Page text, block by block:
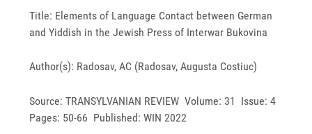
Title: Elements of Language Contact between German
and Yiddish in the Jewish Press of Interwar Bukovina
Author(s): Radosav, AC (Radosav, Augusta Costiuc)
Source: TRANSYLVANIAN REVIEW Volume: 31 Issue: 4
Pages: 50-66 Published: WIN 2022